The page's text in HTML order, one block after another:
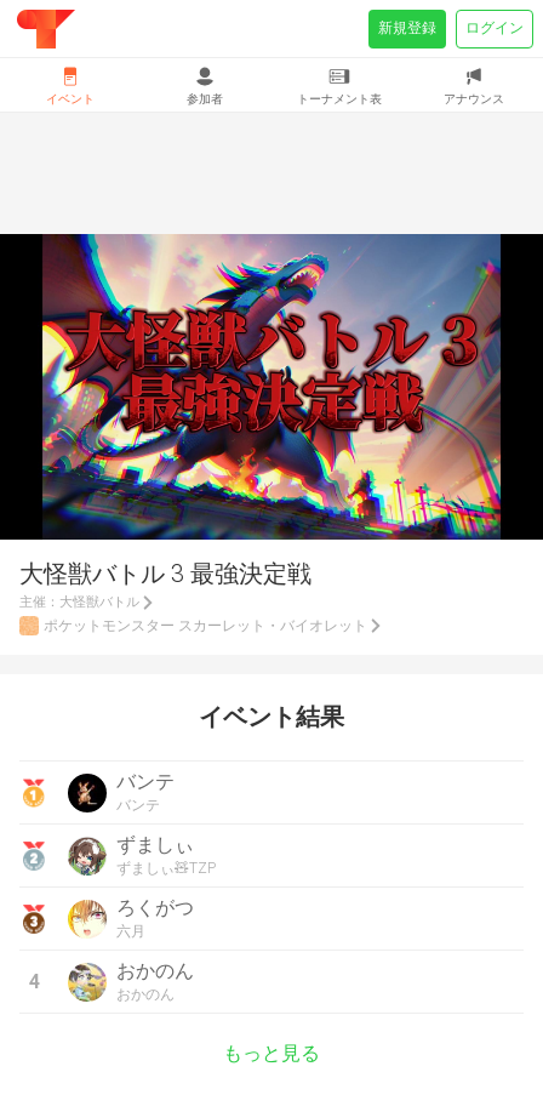
大怪獣バトル 3 最強決定戦
主催： 大怪獣バトル
ポケットモンスター スカーレット・バイオレット
イベント結果
バンテ
バンテ
ずましぃ
ずましぃ🧸TZP
ろくがつ
六月
4 おかのん
おかのん
もっと見る
イベント 参加者 トーナメント表 アナウンス
新規登録 ログイン